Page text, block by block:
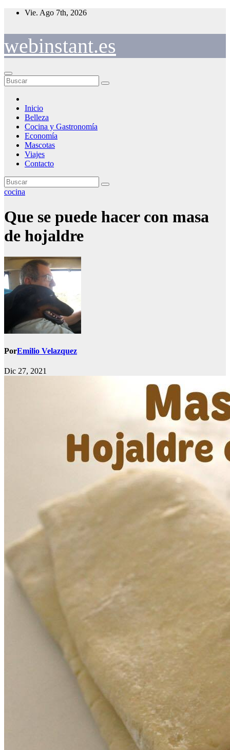
Saltar
Vie. Ago 7th, 2026
webinstant.es
Inicio
Belleza
Cocina y Gastronomía
Economía
Mascotas
Viajes
Contacto
cocina
Que se puede hacer con masa
de hojaldre
PorEmilio Velazquez
Dic 27, 2021